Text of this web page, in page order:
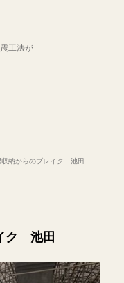
工法が
納からのブレイク 池田
ク 池田